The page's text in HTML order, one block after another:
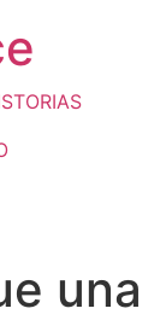
una